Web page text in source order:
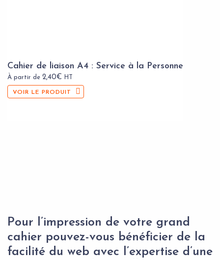
Cahier de liaison A4 : Service à la Personne
À partir de 2,40€ HT
VOIR LE PRODUIT
Pour l’impression de votre grand
cahier pouvez-vous bénéficier de la
facilité du web avec l’expertise d’une